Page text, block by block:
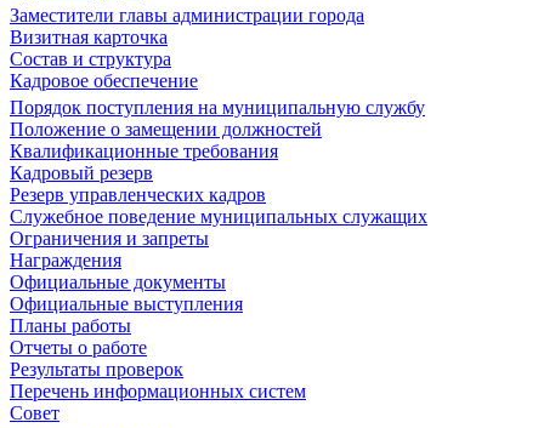
Заместители главы администрации города
Визитная карточка
Состав и структура
Кадровое обеспечение
Порядок поступления на муниципальную службу
Положение о замещении должностей
Квалификационные требования
Кадровый резерв
Резерв управленческих кадров
Служебное поведение муниципальных служащих
Ограничения и запреты
Награждения
Официальные документы
Официальные выступления
Планы работы
Отчеты о работе
Результаты проверок
Перечень информационных систем
Совет